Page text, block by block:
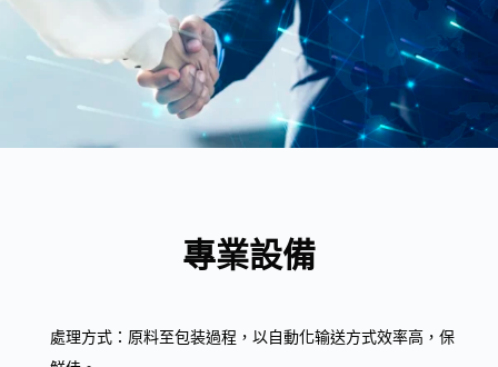
專業設備
處理方式：原料至包装過程，以自動化输送方式效率高，保